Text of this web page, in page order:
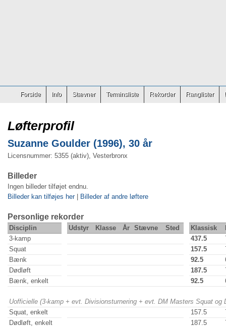
Forside Info Stævner Terminsliste Rekorder Ranglister
Løfterprofil
Suzanne Goulder (1996), 30 år
Licensnummer: 5355 (aktiv), Vesterbronx
Billeder
Ingen billeder tilføjet endnu.
Billeder kan tilføjes her| Billeder af andre løftere
Personlige rekorder
Disciplin Udstyr Klasse År Stævne Sted Klassisk
3-kamp
437.5
Squat
157.5
Bænk
92.5
Dødløft
187.5
Bænk, enkelt
92.5
Uofficielle (3-kamp + evt. Divisionsturnering + evt. DM Masters Squat
Squat, enkelt
157.5
Dødløft, enkelt
187.5